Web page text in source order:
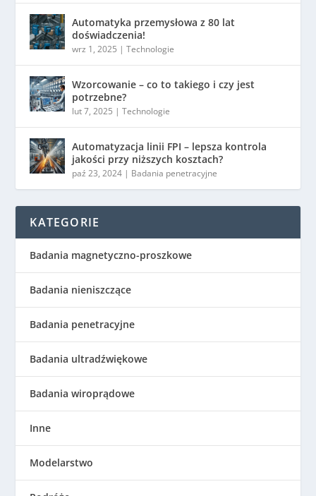
Automatyka przemysłowa z 80 lat
doświadczenia!
wrz 1, 2025 |Technologie
Wzorcowanie – co to takiego i czy jest
potrzebne?
lut 7, 2025 |Technologie
Automatyzacja linii FPI – lepsza kontrola
jakości przy niższych kosztach?
paź 23, 2024 | Badania penetracyjne
KATEGORIE
Badania magnetyczno-proszkowe
Badania nieniszczące
Badania penetracyjne
Badania ultradźwiękowe
Badania wiroprądowe
Inne
Modelarstwo